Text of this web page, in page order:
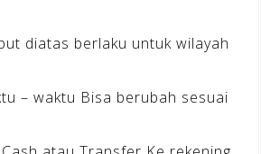
diatas berlaku untuk wilayah
– waktu Bisa berubah sesuai